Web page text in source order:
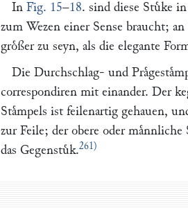
In Fig. 15–18. sind diese Stuͤke
zum Wezen einer Sense braucht;
groͤßer zu seyn, als die elegante
Die Durchschlag- und
correspondiren mit einander. Der
Staͤmpels ist feilenartig gehauen,
zur Feile; der obere oder
das Gegenstuͤk.261)